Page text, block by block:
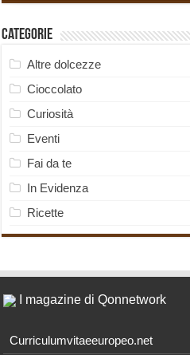
Categorie
Altre dolcezze
Cioccolato
Curiosità
Eventi
Fai da te
In Evidenza
Ricette
I magazine di Qonnetwork
Curriculumvitaeeuropeo.net